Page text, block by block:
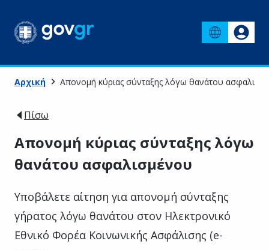
Αρχική Απονομή κύριας σύνταξης λόγω θανάτου
Πίσω
Απονομή κύριας σύνταξης λόγω
θανάτου ασφαλισμένου
Υποβάλετε αίτηση για απονομή σύνταξης
γήρατος λόγω θανάτου στον Ηλεκτρονικό
Εθνικό Φορέα Κοινωνικής Ασφάλισης (e-